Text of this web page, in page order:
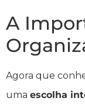
A
Agora que
uma escolha